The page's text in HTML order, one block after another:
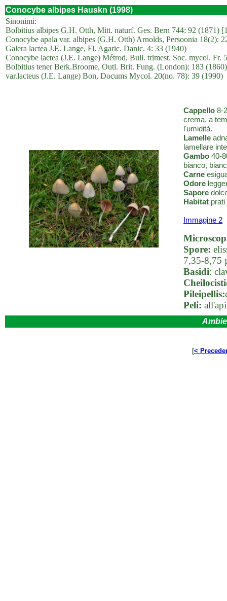
Conocybe albipes Hauskn (1998)
Sinonimi:
Bolbitius albipes G.H. Otth, Mitt. naturf. Ges. Bern 744: 92 (1871)
Conocybe apala var. albipes (G.H. Otth) Arnolds, Persoonia 18(2):
Galera lactea J.E. Lange, Fl. Agaric. Danic. 4: 33 (1940)
Conocybe lactea (J.E. Lange) Métrod, Bull. trimest. Soc. mycol. Fr.
Bolbitius tener Berk.Broome, Outl. Brit. Fung. (London): 183
var.lacteus (J.E. Lange) Bon, Docums Mycol. 20(no. 78): 39 (1990)
Cappello 8-
crema, a
l'umidità.
Lamelle
lamellare
Gambo 40-
bianco,
Carne
Odore
Sapore
Habitat
Immagine 2
Spore:
7,35-8,75
Basidi:
Pileipellis:
Peli:
[<